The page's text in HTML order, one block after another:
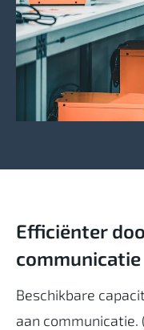
Efficiënter
communicatie
Beschikbare
aan communicatie.